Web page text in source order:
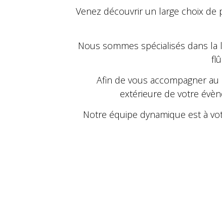
Venez découvrir un large choix
Nous sommes spécialisés dans
Afin de vous accompagner
extérieure de votre
Notre équipe dynamique est à